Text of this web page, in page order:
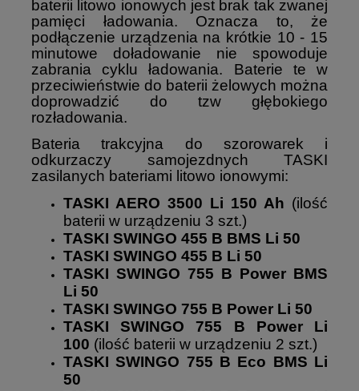
baterii litowo ionowych jest brak tak zwanej
pamięci ładowania. Oznacza to, że
podłączenie urządzenia na krótkie 10 - 15
minutowe doładowanie nie spowoduje
zabrania cyklu ładowania. Baterie te w
przeciwieństwie do baterii żelowych można
doprowadzić do tzw głębokiego
rozładowania.
Bateria trakcyjna do szorowarek i
odkurzaczy samojezdnych TASKI
zasilanych bateriami litowo ionowymi:
TASKI AERO 3500 Li 150 Ah (ilość
baterii w urządzeniu 3 szt.)
TASKI SWINGO 455 B BMS Li 50
TASKI SWINGO 455 B Li 50
TASKI SWINGO 755 B Power BMS
Li 50
TASKI SWINGO 755 B Power Li 50
TASKI SWINGO 755 B Power Li
100 (ilość baterii w urządzeniu 2 szt.)
TASKI SWINGO 755 B Eco BMS Li
50